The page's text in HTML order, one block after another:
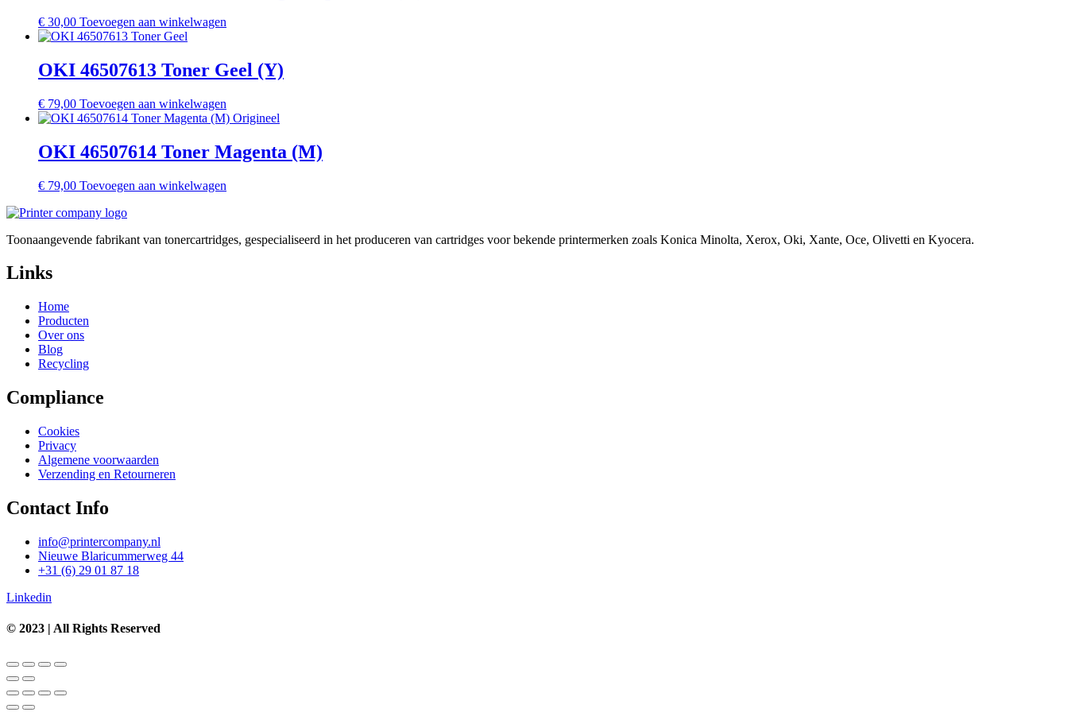
€ 30,00 Toevoegen aan winkelwagen
OKI 46507613 Toner Geel (Y)
€ 79,00 Toevoegen aan winkelwagen
OKI 46507614 Toner Magenta (M)
€ 79,00 Toevoegen aan winkelwagen
Toonaangevende fabrikant van tonercartridges, gespecialiseerd in het produceren van cartridges voor bekende printermerken zoals Konica Minolta, Xerox, Oki, Xante, Oce, Olivetti en Kyocera.
Links
Home
Producten
Over ons
Blog
Recycling
Compliance
Cookies
Privacy
Algemene voorwaarden
Verzending en Retourneren
Contact Info
info@printercompany.nl
Nieuwe Blaricummerweg 44
+31 (6) 29 01 87 18
Linkedin
© 2023 | All Rights Reserved